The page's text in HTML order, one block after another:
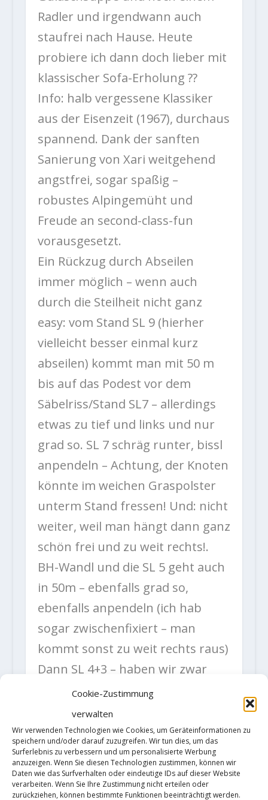
Cookie-Zustimmung
verwalten
Wir verwenden Technologien wie Cookies, um Geräteinformationen zu
speichern und/oder darauf zuzugreifen. Wir tun dies, um das
Surferlebnis zu verbessern und um personalisierte Werbung
anzuzeigen. Wenn Sie diesen Technologien zustimmen, können wir
Daten wie das Surfverhalten oder eindeutige IDs auf dieser Website
verarbeiten. Wenn Sie Ihre Zustimmung nicht erteilen oder
zurückziehen, können bestimmte Funktionen beeinträchtigt werden.
Radler und irgendwann auch
staufrei nach Hause. Heute
probiere ich dann doch lieber mit
klassischer Sofa-Erholung ??
Info: halb vergessene Klassiker
aus der Eisenzeit (1967), durchaus
spannend. Dank der sanften
Sanierung von Xari weitgehend
angstfrei, sogar spaßig –
robustes Alpingemüht und
Freude an second-class-fun
vorausgesetzt.
Ein Rückzug durch Abseilen
immer möglich – wenn auch
durch die Steilheit nicht ganz
easy: vom Stand SL 9 (hierher
vielleicht besser einmal kurz
abseilen) kommt man mit 50 m
bis auf das Podest vor dem
Säbelriss/Stand SL7 – allerdings
etwas zu tief und links und nur
grad so. SL 7 schräg runter, bissl
anpendeln – Achtung, der Knoten
könnte im weichen Graspolster
unterm Stand fressen! Und: nicht
weiter, weil man hängt dann ganz
schön frei und zu weit rechts!.
BH-Wandl und die SL 5 geht auch
in 50m – ebenfalls grad so,
ebenfalls anpendeln (ich hab
sogar zwischenfixiert – man
kommt sonst zu weit rechts raus)
Dann SL 4+3 – haben wir zwar
nicht gemacht, weil der Stand SL
4 (ja, anpendeln!) so schön
trocken&geschützt war, sollte
aber gut gehen. Von dort (Stand
SL 2) sind es knapp 40m
überhängend zum Band.